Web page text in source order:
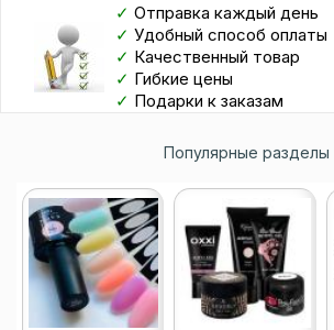
✓ Отправка каждый день
✓ Удобный способ оплаты
✓ Качественный товар
✓ Гибкие цены
✓ Подарки к заказам
Популярные разделы